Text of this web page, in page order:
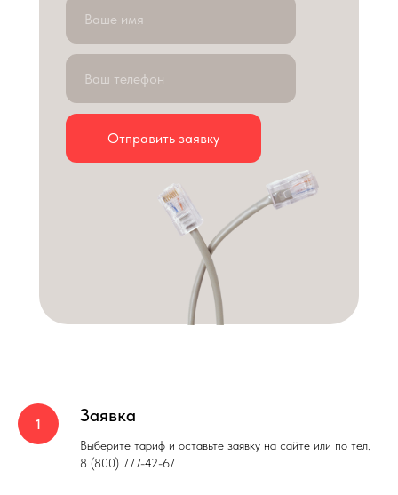
Отправить заявку
Заявка
Выберите тариф и оставьте заявку на сайте или по тел.
8 (800) 777-42-67